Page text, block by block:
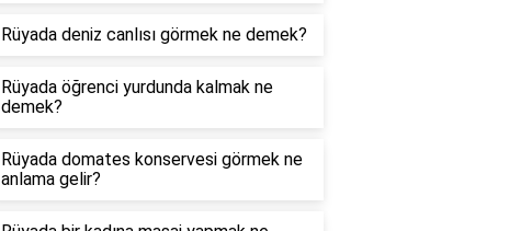
Rüyada deniz canlısı görmek ne demek?
Rüyada öğrenci yurdunda kalmak ne
demek?
Rüyada domates konservesi görmek ne
anlama gelir?